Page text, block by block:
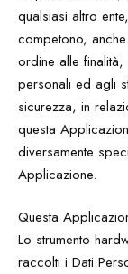
qualsiasi altro
competono,
ordine alle
personali ed agli
sicurezza, in
questa
diversamente
Applicazione.
Questa
Lo strumento
raccolti i Dati